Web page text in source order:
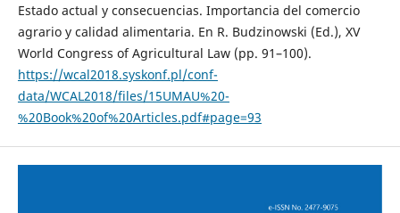
Estado actual y consecuencias. Importancia del comercio
agrario y calidad alimentaria. En R. Budzinowski (Ed.), XV
World Congress of Agricultural Law (pp. 91–100).
https://wcal2018.syskonf.pl/conf-
data/WCAL2018/files/15UMAU%20-
%20Book%20of%20Articles.pdf#page=93